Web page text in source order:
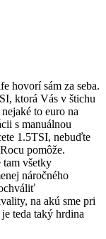
hovorí sám za seba.
ktorá Vás v štichu
to euro na
s manuálnou
1.5TSI, nebuďte
pomôže.
tam všetky
náročného
na akú sme pri
teda taký hrdina